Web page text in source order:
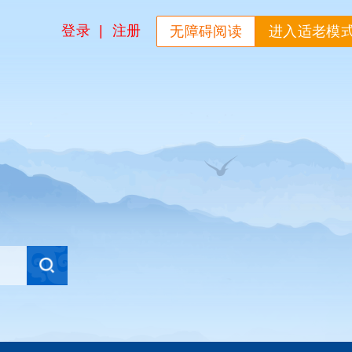
进入适老模
无障碍阅读
注册
登录